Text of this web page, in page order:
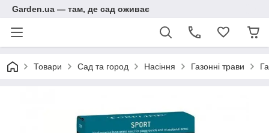
Garden.ua — там, де сад оживає
Товари Сад та город Насіння Газонні трави